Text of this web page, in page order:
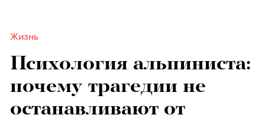
Жизнь
Психология альпиниста:
почему трагедии не
останавливают от